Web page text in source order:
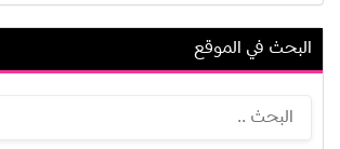
سارة دندراوي
البحث في الموقع